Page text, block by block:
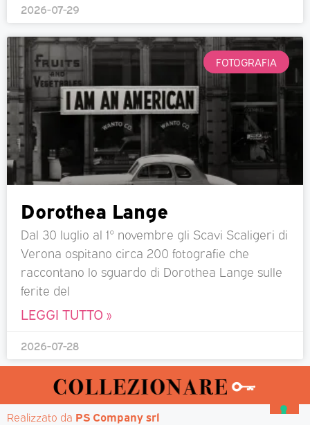
2026-07-29
FOTOGRAFIA
Dorothea Lange
Dal 30 luglio al 1° novembre gli Scavi Scaligeri di
Verona ospitano circa 200 fotografie che
raccontano lo sguardo di Dorothea Lange sulle
ferite del
LEGGI TUTTO »
2026-07-28
Realizzato da PS Company srl